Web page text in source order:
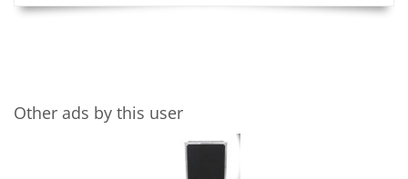
Other ads by this user